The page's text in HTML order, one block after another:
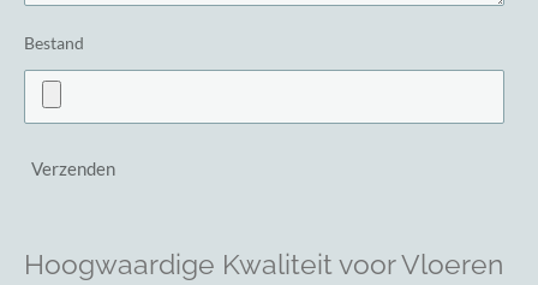
Bestand
Verzenden
Hoogwaardige Kwaliteit voor Vloeren